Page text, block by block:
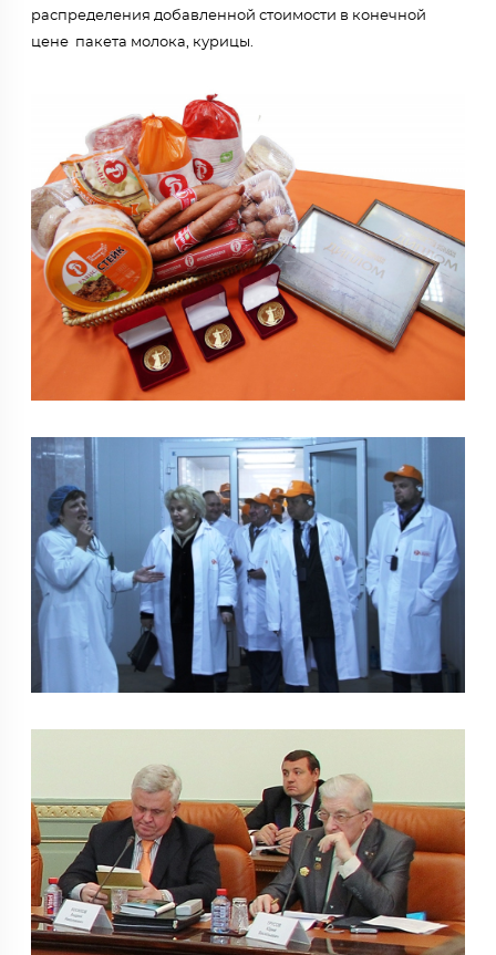
распределения добавленной стоимости в конечной
цене пакета молока, курицы.